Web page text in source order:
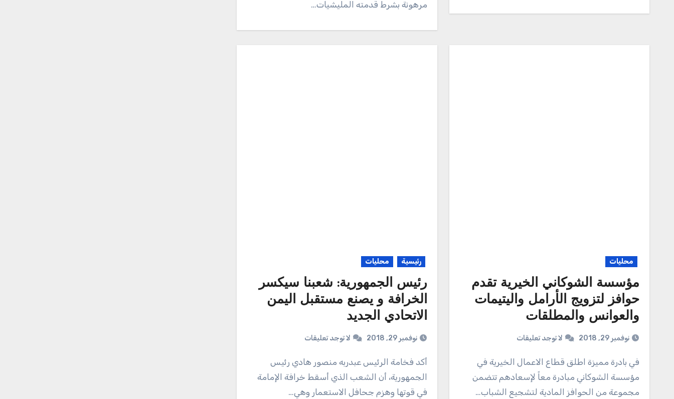
مرهونة بشرط قدمته المليشيات…
محليات
مؤسسة الشوكاني الخيرية تقدم
حوافز لتزويج الأرامل واليتيمات
والعوانس والمطلقات
نوفمبر 29, 2018 لا توجد تعليقات
في بادرة مميزة اطلق قطاع الاعمال الخيرية في
مؤسسة الشوكاني مبادرة معاً لإسعادهم تتضمن
مجموعة من الحوافز المادية لتشجيع الشباب…
رئيسية محليات
رئيس الجمهورية: شعبنا سيكسر
الخرافة و يصنع مستقبل اليمن
الاتحادي الجديد
نوفمبر 29, 2018 لا توجد تعليقات
أكد فخامة الرئيس عبدربه منصور هادي رئيس
الجمهورية، أن الشعب الذي أسقط خرافة الإمامة
في قوتها وهزم جحافل الاستعمار وهي…